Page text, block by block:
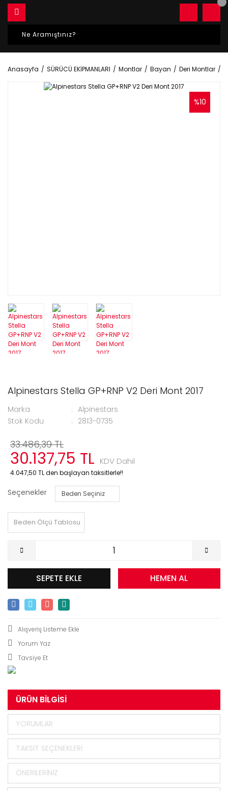
Anasayfa SÜRÜCÜ EKİPMANLARI Montlar Bayan Deri Montlar
%10
Alpinestars Stella GP+RNP V2 Deri Mont 2017
Marka
Alpinestars
Stok Kodu
2813-0735
33.486,39 TL
30.137,75 TL KDV Dahil
4.047,50 TL den başlayan taksitlerle!!
Seçenekler
Beden Ölçü Tablosu
SEPETE EKLE HEMEN AL
Yorum Yaz
Tavsiye Et
ÜRÜN BILGISI
YORUMLAR
TAKSIT SEÇENEKLERI
ÖNERILERINIZ